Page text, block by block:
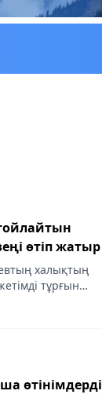
өтіп жатыр
халықтың
тұрғын
асыру
өтінімдерді